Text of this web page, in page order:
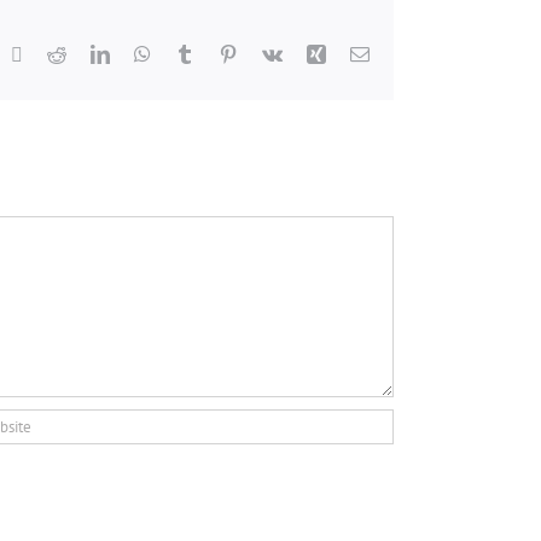
RedditLinkedInWhatsApp
Tumblr Pinterest
Vk Xing Email